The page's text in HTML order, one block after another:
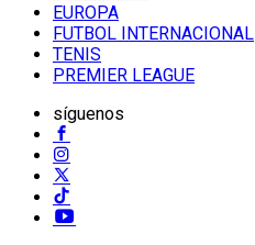
EUROPA
FUTBOL INTERNACIONAL
TENIS
PREMIER LEAGUE
síguenos